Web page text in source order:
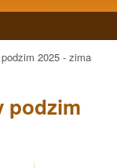
2025 - zima
podzim